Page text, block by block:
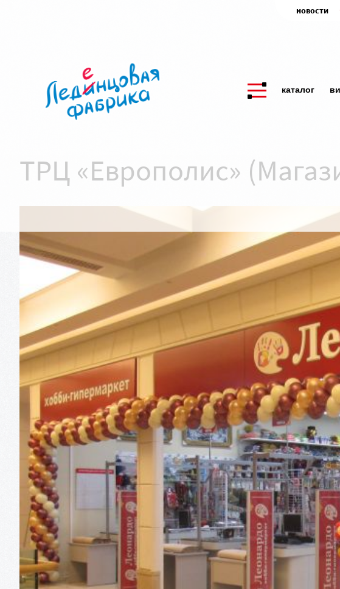
каталог
новости
ТРЦ «Европолис»